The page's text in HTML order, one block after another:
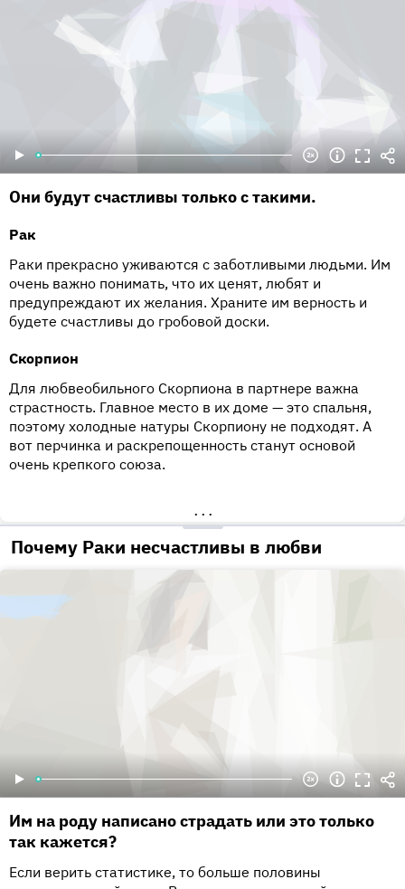
Они будут счастливы только с такими.
Рак
Раки прекрасно уживаются с заботливыми людьми. Им
очень важно понимать, что их ценят, любят и
предупреждают их желания. Храните им верность и
будете счастливы до гробовой доски.
Скорпион
Для любвеобильного Скорпиона в партнере важна
страстность. Главное место в их доме — это спальня,
поэтому холодные натуры Скорпиону не подходят. А
вот перчинка и раскрепощенность станут основой
очень крепкого союза.
•••
Почему Раки несчастливы в любви
Им на роду написано страдать или это только
так кажется?
Если верить статистике, то больше половины